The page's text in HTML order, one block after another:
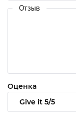
Отзыв
Оценка